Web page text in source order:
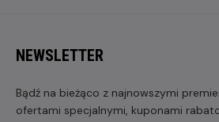
NEWSLETTER
Bądź na bieżąco z najnowszymi
ofertami specjalnymi, kuponami